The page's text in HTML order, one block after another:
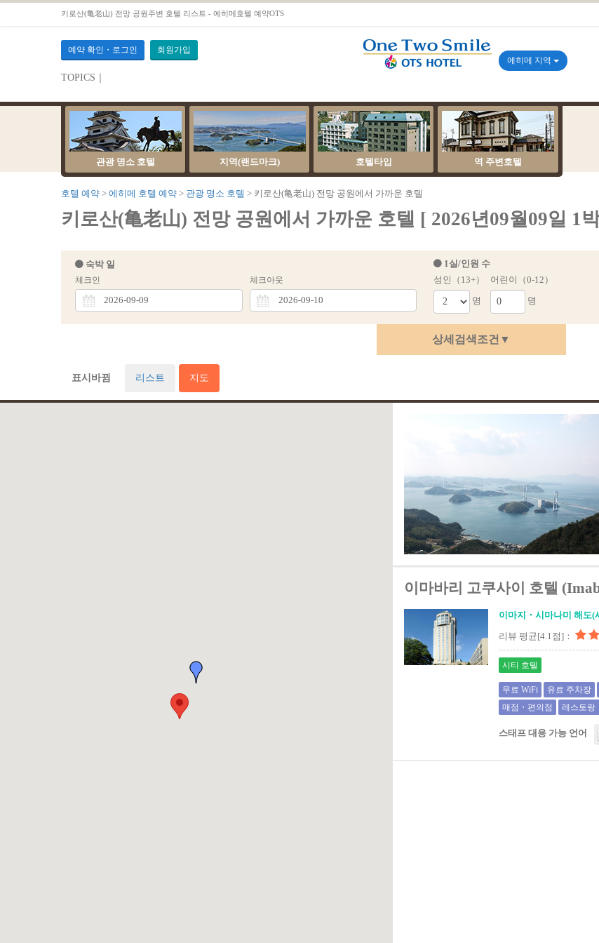
키로산(亀老山) 전망 공원주변 호텔 리스트 - 에히메호텔 예약OTS
예약 확인・로그인 회원가입
TOPICS｜
에히메 지역
관광 명소 호텔 지역(랜드마크) 호텔타입 역 주변호텔
호텔 예약 에히메 호텔 예약 관광 명소 호텔 키로산(亀老山) 전망 공원에서 가까운 호텔
키로산(亀老山) 전망 공원에서 가까운 호텔 [ 2026년09월09일 1
숙박 일
체크인 체크아웃
1실/인원 수
성인（13+）
명
어린이（0-12）
명
상세검색조건▼
표시바뀜 리스트 지도
이마바리 고쿠사이 호텔
이마지・시마나미 해도(
리뷰 평균[4.1점]：
시티 호텔
무료 WiFi 유료 주차장
매점・편의점
레스토랑
스태프 대응 가능 언어